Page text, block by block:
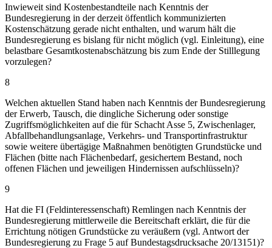
Inwieweit sind Kostenbestandteile nach Kenntnis der
Bundesregierung in der derzeit öffentlich kommunizierten
Kostenschätzung gerade nicht enthalten, und warum hält die
Bundesregierung es bislang für nicht möglich (vgl. Einleitung), eine
belastbare Gesamtkostenabschätzung bis zum Ende der Stilllegung
vorzulegen?
8
Welchen aktuellen Stand haben nach Kenntnis der Bundesregierung
der Erwerb, Tausch, die dingliche Sicherung oder sonstige
Zugriffsmöglichkeiten auf die für Schacht Asse 5, Zwischenlager,
Abfallbehandlungsanlage, Verkehrs- und Transportinfrastruktur
sowie weitere übertägige Maßnahmen benötigten Grundstücke und
Flächen (bitte nach Flächenbedarf, gesichertem Bestand, noch
offenen Flächen und jeweiligen Hindernissen aufschlüsseln)?
9
Hat die FI (Feldinteressenschaft) Remlingen nach Kenntnis der
Bundesregierung mittlerweile die Bereitschaft erklärt, die für die
Errichtung nötigen Grundstücke zu veräußern (vgl. Antwort der
Bundesregierung zu Frage 5 auf Bundestagsdrucksache 20/13151)?